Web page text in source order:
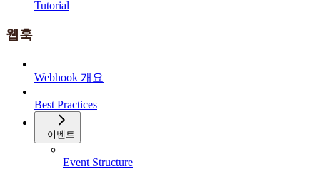
Tutorial
웹훅
Webhook 개요
Best Practices
이벤트
Event Structure